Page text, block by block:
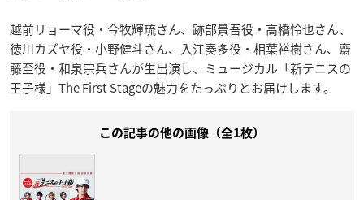
越前リョーマ役・今牧輝琉さん、跡部景吾役・高橋怜也さん、
徳川カズヤ役・小野健斗さん、入江奏多役・相葉裕樹さん、齋
藤至役・和泉宗兵さんが生出演し、ミュージカル「新テニスの
王子様」The First Stageの魅力をたっぷりとお届けします。
この記事の他の画像（全1枚）